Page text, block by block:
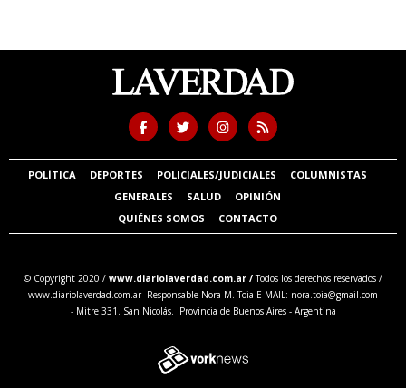
POLÍTICA DEPORTES POLICIALES/JUDICIALES
COLUMNISTAS
GENERALES
SALUD
OPINIÓN
QUIÉNES SOMOS
CONTACTO
© Copyright 2020 / www.diariolaverdad.com.ar /Todos los derechos reservados /
www.diariolaverdad.com.ar Responsable Nora M. Toia E-MAIL: nora.toia@gmail.com
- Mitre 331. San Nicolás. Provincia de Buenos Aires - Argentina